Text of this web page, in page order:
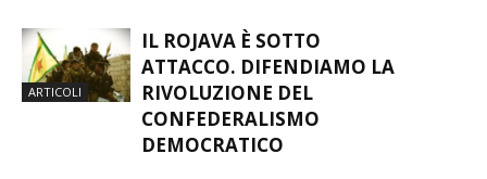
ARTICOLI
IL ROJAVA È SOTTO
ATTACCO. DIFENDIAMO LA
RIVOLUZIONE DEL
CONFEDERALISMO
DEMOCRATICO